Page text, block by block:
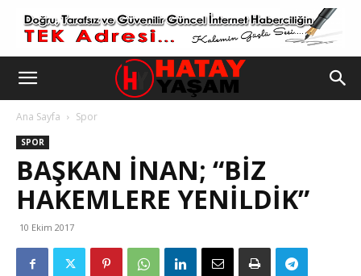
Ana Sayfa Spor
SPOR
BAŞKAN İNAN; “BİZ
HAKEMLERE YENİLDİK”
10 Ekim 2017